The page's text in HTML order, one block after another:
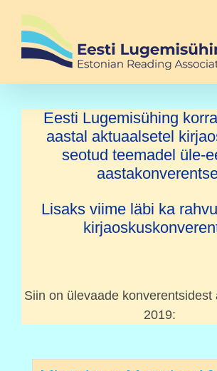
content
Eesti Lugemisühing
aastal aktuaalsetel
seotud teemadel üle-
Lisaks viime läbi ka
Siin on ülevaade konverentsidest
2019: